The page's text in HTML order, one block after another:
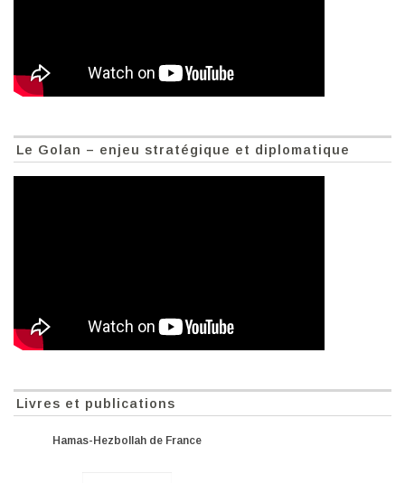
Le Golan – enjeu stratégique et diplomatique
Livres et publications
Hamas-Hezbollah de France